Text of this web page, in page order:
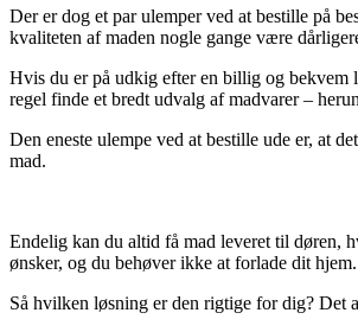
Der er dog et par ulemper ved at bestille på
kvaliteten af maden nogle gange være
Hvis du er på udkig efter en billig og bekvem
regel finde et bredt udvalg af madvarer –
Den eneste ulempe ved at bestille ude er, at
mad.
Endelig kan du altid få mad leveret til døren,
ønsker, og du behøver ikke at forlade dit
Så hvilken løsning er den rigtige for dig? Det